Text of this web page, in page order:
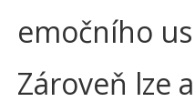
emočního
Zároveň lze